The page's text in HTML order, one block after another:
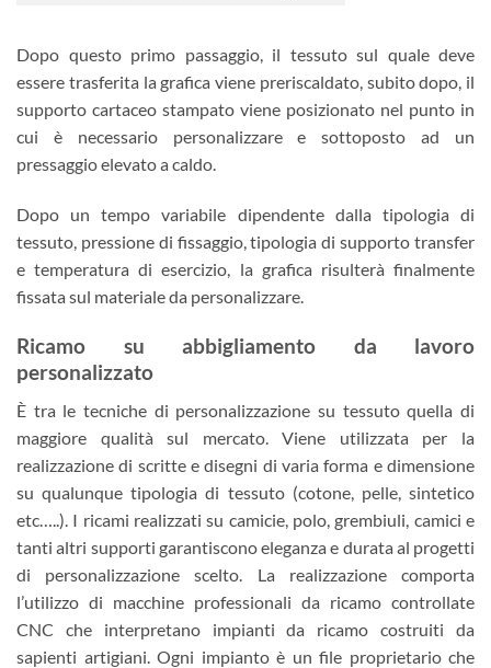
Dopo questo primo passaggio, il tessuto sul quale deve
essere trasferita la grafica viene preriscaldato, subito dopo, il
supporto cartaceo stampato viene posizionato nel punto in
cui è necessario personalizzare e sottoposto ad un
pressaggio elevato a caldo.
Dopo un tempo variabile dipendente dalla tipologia di
tessuto, pressione di fissaggio, tipologia di supporto transfer
e temperatura di esercizio, la grafica risulterà finalmente
fissata sul materiale da personalizzare.
Ricamo su abbigliamento da lavoro
personalizzato
È tra le tecniche di personalizzazione su tessuto quella di
maggiore qualità sul mercato. Viene utilizzata per la
realizzazione di scritte e disegni di varia forma e dimensione
su qualunque tipologia di tessuto (cotone, pelle, sintetico
etc…..). I ricami realizzati su camicie, polo, grembiuli, camici e
tanti altri supporti garantiscono eleganza e durata al progetti
di personalizzazione scelto. La realizzazione comporta
l’utilizzo di macchine professionali da ricamo controllate
CNC che interpretano impianti da ricamo costruiti da
sapienti artigiani. Ogni impianto è un file proprietario che